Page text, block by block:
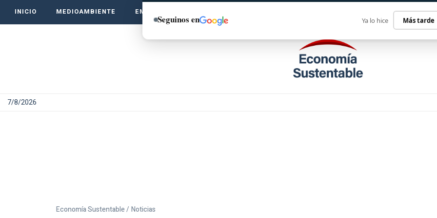
INICIO MEDIOAMBIENTE EMPRENDE VERDE
7/8/2026
Economía Sustentable / Noticias
Seguinos en Ya lo hice Más tarde